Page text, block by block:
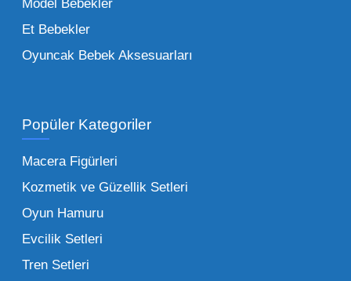
figürlerden geleneksel oyun setlerine kadar
her şeyi portföyümüzde bulabilirsiniz.
İşletmeler için toptan oyuncak satış ve alımı
şüphesiz ki birim maliyetin düşmesidir.
Oyuncak toptan kanalına geçildiğinde,
perakende satış fiyatı ile alış fiyatı arasındaki
makas açılır ve bu da ciddi kâr marjları elde
edilmesini sağlar. Toplu alımlarda uygulanan
Model Bebekler
Et Bebekler
Oyuncak Bebek Aksesuarları
Popüler Kategoriler
Macera Figürleri
Kozmetik ve Güzellik Setleri
Oyun Hamuru
Evcilik Setleri
Tren Setleri